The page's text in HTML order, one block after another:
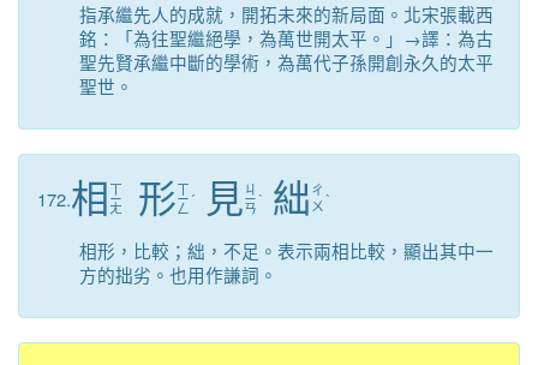
指承繼先人的成就，開拓未來的新局面。北宋張載西
銘：「為往聖繼絕學，為萬世開太平。」→譯：為古
聖先賢承繼中斷的學術，為萬代子孫開創永久的太平
聖世。
172.相 ㄒ
ㄧ
ㄤ 形ㄒ
ㄧ
ㄥ
ˊ 見 ㄐ
ㄧ
ㄢ
ˋ 絀 ㄔ
ㄨ ˋ
相形，比較；絀，不足。表示兩相比較，顯出其中一
方的拙劣。也用作謙詞。